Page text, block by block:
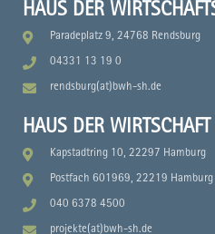
HAUS DER
Paradeplatz 9, 24768 Rendsburg
04331 13 19 0
rendsburg(at)bwh-sh.de
HAUS DER WIRTSCHAFT
Kapstadtring 10, 22297 Hamburg
Postfach 601969, 22219 Hamburg
040 6378 4500
projekte(at)bwh-sh.de